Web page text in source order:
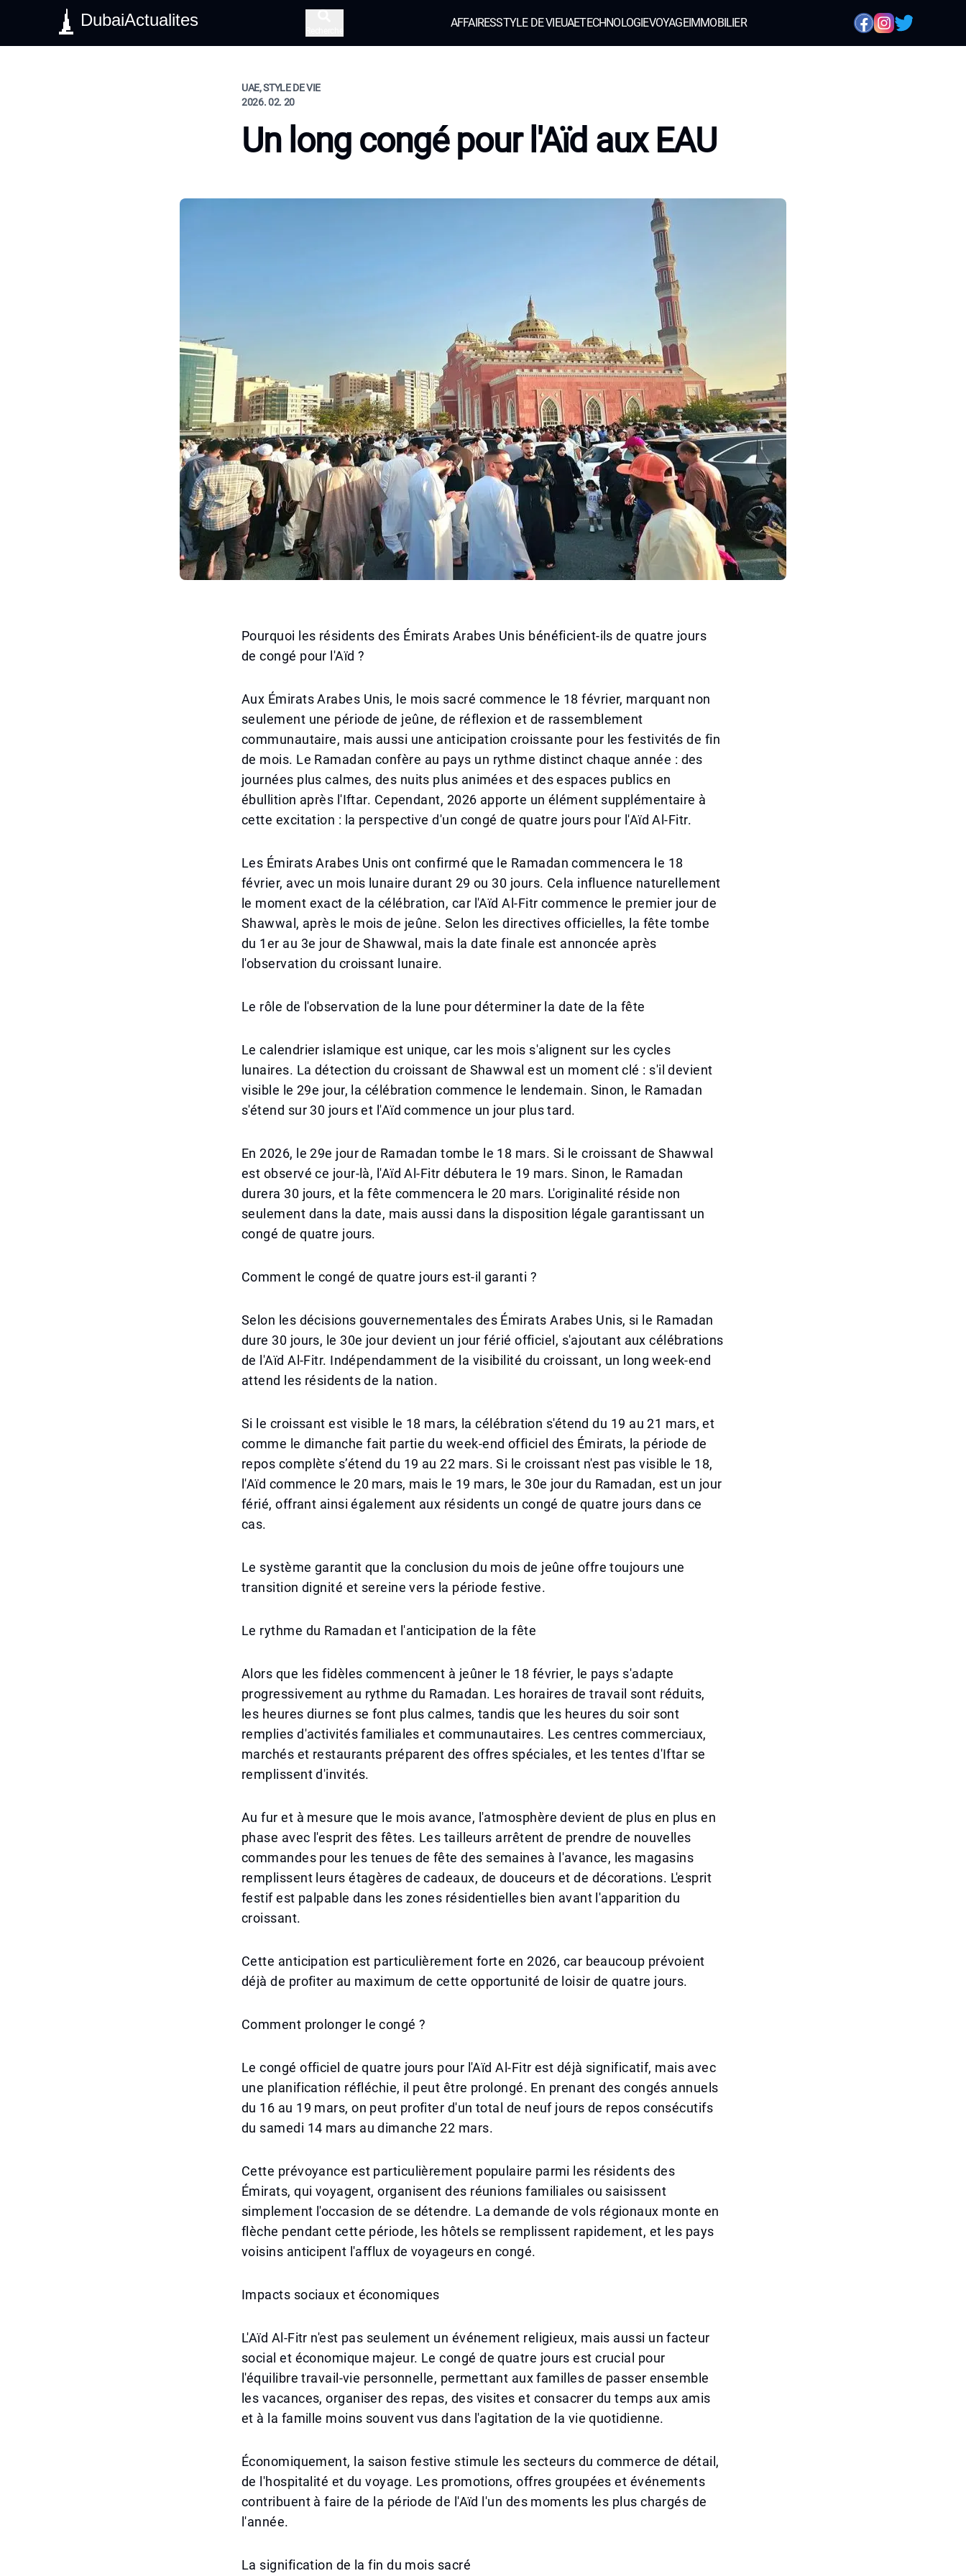
DubaiActualites AFFAIRESSTYLE DE VIEUAETECHNOLOGIEVOYAGEIMMOBILIER
UAE, STYLE DE VIE
2026. 02. 20
Un long congé pour l'Aïd aux EAU
Pourquoi les résidents des Émirats Arabes Unis bénéficient-ils de quatre jours
de congé pour l'Aïd ?
Aux Émirats Arabes Unis, le mois sacré commence le 18 février, marquant non
seulement une période de jeûne, de réflexion et de rassemblement
communautaire, mais aussi une anticipation croissante pour les festivités de fin
de mois. Le Ramadan confère au pays un rythme distinct chaque année : des
journées plus calmes, des nuits plus animées et des espaces publics en
ébullition après l'Iftar. Cependant, 2026 apporte un élément supplémentaire à
cette excitation : la perspective d'un congé de quatre jours pour l'Aïd Al-Fitr.
Les Émirats Arabes Unis ont confirmé que le Ramadan commencera le 18
février, avec un mois lunaire durant 29 ou 30 jours. Cela influence naturellement
le moment exact de la célébration, car l'Aïd Al-Fitr commence le premier jour de
Shawwal, après le mois de jeûne. Selon les directives officielles, la fête tombe
du 1er au 3e jour de Shawwal, mais la date finale est annoncée après
l'observation du croissant lunaire.
Le rôle de l'observation de la lune pour déterminer la date de la fête
Le calendrier islamique est unique, car les mois s'alignent sur les cycles
lunaires. La détection du croissant de Shawwal est un moment clé : s'il devient
visible le 29e jour, la célébration commence le lendemain. Sinon, le Ramadan
s'étend sur 30 jours et l'Aïd commence un jour plus tard.
En 2026, le 29e jour de Ramadan tombe le 18 mars. Si le croissant de Shawwal
est observé ce jour-là, l'Aïd Al-Fitr débutera le 19 mars. Sinon, le Ramadan
durera 30 jours, et la fête commencera le 20 mars. L'originalité réside non
seulement dans la date, mais aussi dans la disposition légale garantissant un
congé de quatre jours.
Comment le congé de quatre jours est-il garanti ?
Selon les décisions gouvernementales des Émirats Arabes Unis, si le Ramadan
dure 30 jours, le 30e jour devient un jour férié officiel, s'ajoutant aux célébrations
de l'Aïd Al-Fitr. Indépendamment de la visibilité du croissant, un long week-end
attend les résidents de la nation.
Si le croissant est visible le 18 mars, la célébration s'étend du 19 au 21 mars, et
comme le dimanche fait partie du week-end officiel des Émirats, la période de
repos complète s’étend du 19 au 22 mars. Si le croissant n'est pas visible le 18,
l'Aïd commence le 20 mars, mais le 19 mars, le 30e jour du Ramadan, est un jour
férié, offrant ainsi également aux résidents un congé de quatre jours dans ce
cas.
Le système garantit que la conclusion du mois de jeûne offre toujours une
transition dignité et sereine vers la période festive.
Le rythme du Ramadan et l'anticipation de la fête
Alors que les fidèles commencent à jeûner le 18 février, le pays s'adapte
progressivement au rythme du Ramadan. Les horaires de travail sont réduits,
les heures diurnes se font plus calmes, tandis que les heures du soir sont
remplies d'activités familiales et communautaires. Les centres commerciaux,
marchés et restaurants préparent des offres spéciales, et les tentes d'Iftar se
remplissent d'invités.
Au fur et à mesure que le mois avance, l'atmosphère devient de plus en plus en
phase avec l'esprit des fêtes. Les tailleurs arrêtent de prendre de nouvelles
commandes pour les tenues de fête des semaines à l'avance, les magasins
remplissent leurs étagères de cadeaux, de douceurs et de décorations. L'esprit
festif est palpable dans les zones résidentielles bien avant l'apparition du
croissant.
Cette anticipation est particulièrement forte en 2026, car beaucoup prévoient
déjà de profiter au maximum de cette opportunité de loisir de quatre jours.
Comment prolonger le congé ?
Le congé officiel de quatre jours pour l'Aïd Al-Fitr est déjà significatif, mais avec
une planification réfléchie, il peut être prolongé. En prenant des congés annuels
du 16 au 19 mars, on peut profiter d'un total de neuf jours de repos consécutifs
du samedi 14 mars au dimanche 22 mars.
Cette prévoyance est particulièrement populaire parmi les résidents des
Émirats, qui voyagent, organisent des réunions familiales ou saisissent
simplement l'occasion de se détendre. La demande de vols régionaux monte en
flèche pendant cette période, les hôtels se remplissent rapidement, et les pays
voisins anticipent l'afflux de voyageurs en congé.
Impacts sociaux et économiques
L'Aïd Al-Fitr n'est pas seulement un événement religieux, mais aussi un facteur
social et économique majeur. Le congé de quatre jours est crucial pour
l'équilibre travail-vie personnelle, permettant aux familles de passer ensemble
les vacances, organiser des repas, des visites et consacrer du temps aux amis
et à la famille moins souvent vus dans l'agitation de la vie quotidienne.
Économiquement, la saison festive stimule les secteurs du commerce de détail,
de l'hospitalité et du voyage. Les promotions, offres groupées et événements
contribuent à faire de la période de l'Aïd l'un des moments les plus chargés de
l'année.
La signification de la fin du mois sacré